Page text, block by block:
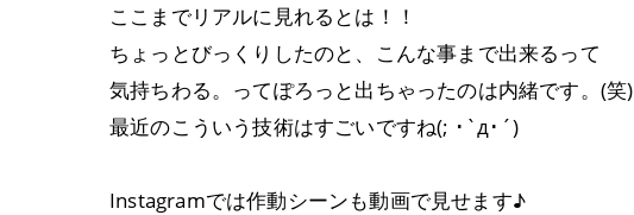
ここまでリアルに見れるとは！！
ちょっとびっくりしたのと、こんな事まで出来るって
気持ちわる。ってぽろっと出ちゃったのは内緒です。(笑)
最近のこういう技術はすごいですね(; ･`д･´)
Instagramでは作動シーンも動画で見せます♪